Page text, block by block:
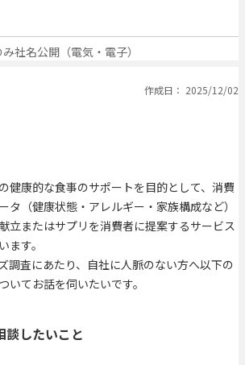
社名公開（電気・電子）
作成日： 2025/12/02
健康的な食事のサポートを目的として、消費
タ（健康状態・アレルギー・家族構成など）
立またはサプリを消費者に提案するサービス
ます。
調査にあたり、自社に人脈のない方へ以下の
いてお話を伺いたいです。
談したいこと